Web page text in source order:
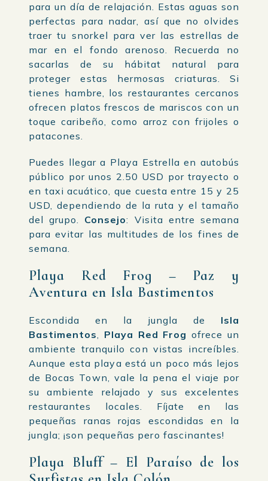
para un día de relajación. Estas aguas son
perfectas para nadar, así que no olvides
traer tu snorkel para ver las estrellas de
mar en el fondo arenoso. Recuerda no
sacarlas de su hábitat natural para
proteger estas hermosas criaturas. Si
tienes hambre, los restaurantes cercanos
ofrecen platos frescos de mariscos con un
toque caribeño, como arroz con frijoles o
patacones.
Puedes llegar a Playa Estrella en autobús
público por unos 2.50 USD por trayecto o
en taxi acuático, que cuesta entre 15 y 25
USD, dependiendo de la ruta y el tamaño
del grupo. Consejo: Visita entre semana
para evitar las multitudes de los fines de
semana.
Playa Red Frog – Paz y
Aventura en Isla Bastimentos
Escondida en la jungla de Isla
Bastimentos, Playa Red Frog ofrece un
ambiente tranquilo con vistas increíbles.
Aunque esta playa está un poco más lejos
de Bocas Town, vale la pena el viaje por
su ambiente relajado y sus excelentes
restaurantes locales. Fíjate en las
pequeñas ranas rojas escondidas en la
jungla; ¡son pequeñas pero fascinantes!
Playa Bluff – El Paraíso de los